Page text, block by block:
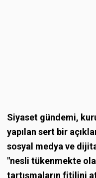
Siyaset gündemi,
yapılan sert bir
sosyal medya ve
"nesli tükenmekte
tartışmaların fitilini